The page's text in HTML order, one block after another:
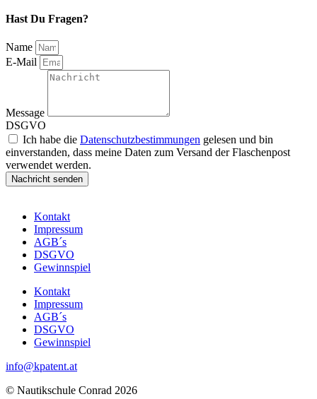
Hast Du Fragen?
Name
E-Mail
Message
DSGVO
Ich habe die Datenschutzbestimmungen gelesen und bin
einverstanden, dass meine Daten zum Versand der Flaschenpost
verwendet werden.
Nachricht senden
Kontakt
Impressum
AGB´s
DSGVO
Gewinnspiel
Kontakt
Impressum
AGB´s
DSGVO
Gewinnspiel
info@kpatent.at
© Nautikschule Conrad 2026